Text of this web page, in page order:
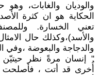
والوديان والغابات،
الحكاية هو ان كثرة
تعني الخسارة.
والأسد)،وكذلك حال
والدجاجة والبعوضة ،وفي
" إنسان مرةً نظر حيتيّن
أُخرى قد أتت ، فأصلحت